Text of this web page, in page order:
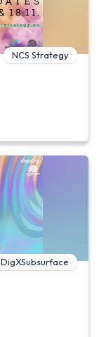
NCS Strategy
DigXSubsurface